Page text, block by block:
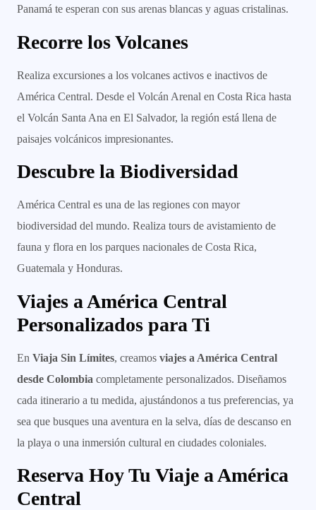
Panamá te esperan con sus arenas blancas y aguas cristalinas.
Recorre los Volcanes
Realiza excursiones a los volcanes activos e inactivos de
América Central. Desde el Volcán Arenal en Costa Rica hasta
el Volcán Santa Ana en El Salvador, la región está llena de
paisajes volcánicos impresionantes.
Descubre la Biodiversidad
América Central es una de las regiones con mayor
biodiversidad del mundo. Realiza tours de avistamiento de
fauna y flora en los parques nacionales de Costa Rica,
Guatemala y Honduras.
Viajes a América Central
Personalizados para Ti
En Viaja Sin Límites, creamos viajes a América Central
desde Colombia completamente personalizados. Diseñamos
cada itinerario a tu medida, ajustándonos a tus preferencias, ya
sea que busques una aventura en la selva, días de descanso en
la playa o una inmersión cultural en ciudades coloniales.
Reserva Hoy Tu Viaje a América
Central